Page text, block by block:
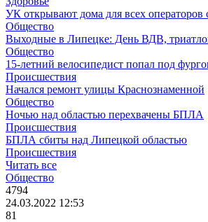
УК открывают дома для всех операторов
Общество
Выходные в Липецке: День ВДВ,
Общество
15-летний велосипедист попал под
Происшествия
Начался ремонт улицы Краснознаменной
Общество
Ночью над областью перехвачены БПЛА
Происшествия
БПЛА сбиты над Липецкой областью
Происшествия
Читать все
Общество
4794
24.03.2022 12:53
81